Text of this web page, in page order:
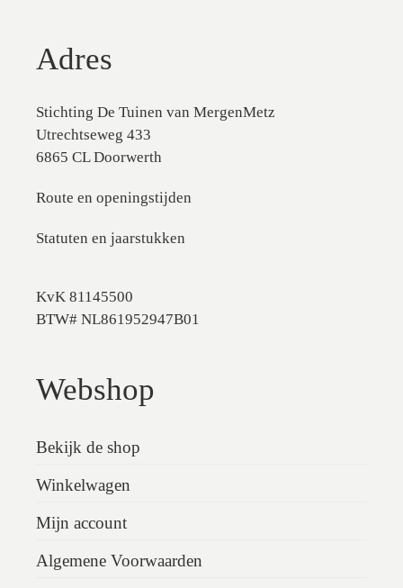
Adres
Stichting De Tuinen van MergenMetz
Utrechtseweg 433
6865 CL Doorwerth
Route en openingstijden
Statuten en jaarstukken
KvK 81145500
BTW# NL861952947B01
Webshop
Bekijk de shop
Winkelwagen
Mijn account
Algemene Voorwaarden